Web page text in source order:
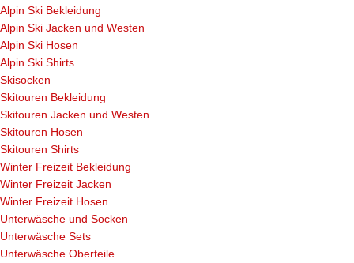
Alpin Ski Bekleidung
Alpin Ski Jacken und Westen
Alpin Ski Hosen
Alpin Ski Shirts
Skisocken
Skitouren Bekleidung
Skitouren Jacken und Westen
Skitouren Hosen
Skitouren Shirts
Winter Freizeit Bekleidung
Winter Freizeit Jacken
Winter Freizeit Hosen
Unterwäsche und Socken
Unterwäsche Sets
Unterwäsche Oberteile